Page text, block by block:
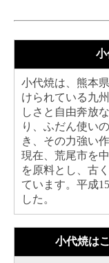
小
小代焼は、熊本
けられている九
しさと自由奔放
り、ふだん使い
き、その力強い
現在、荒尾市を
を原料とし、古
ています。平成
した。
小代焼は